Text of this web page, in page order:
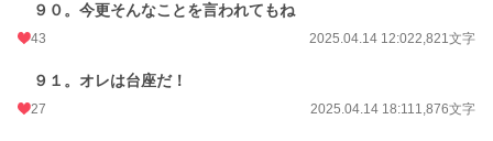
９０。今更そんなことを言われてもね
43 2025.04.14 12:022,821文字
９１。オレは台座だ！
27 2025.04.14 18:111,876文字